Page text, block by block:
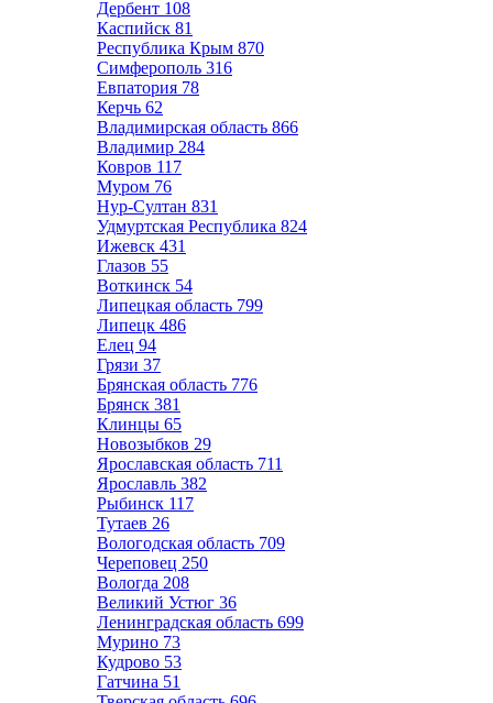
Дербент 108
Каспийск 81
Республика Крым 870
Симферополь 316
Евпатория 78
Керчь 62
Владимирская область 866
Владимир 284
Ковров 117
Муром 76
Нур-Султан 831
Удмуртская Республика 824
Ижевск 431
Глазов 55
Воткинск 54
Липецкая область 799
Липецк 486
Елец 94
Грязи 37
Брянская область 776
Брянск 381
Клинцы 65
Новозыбков 29
Ярославская область 711
Ярославль 382
Рыбинск 117
Тутаев 26
Вологодская область 709
Череповец 250
Вологда 208
Великий Устюг 36
Ленинградская область 699
Мурино 73
Кудрово 53
Гатчина 51